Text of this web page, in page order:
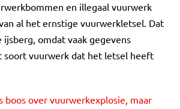
en illegaal vuurwerk
al het ernstige vuurwerkletsel. Dat
ijsberg, omdat vaak gegevens
soort vuurwerk dat het letsel heeft
boos over vuurwerkexplosie, maar